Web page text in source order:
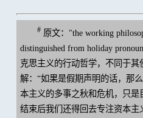
# 原文："the working
distinguished from holiday
克思主义的行动哲学，不同于其
解：“如果是假期声明的话，那
本主义的多事之秋和危机，只
结束后我们还得回去专注资本